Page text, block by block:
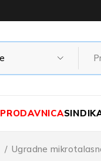
PRODAVNICA
/ Ugradne